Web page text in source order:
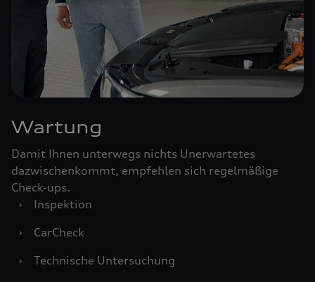
Wartung
Damit Ihnen unterwegs nichts Unerwartetes
dazwischenkommt, empfehlen sich regelmäßige
Check-ups.
›
Inspektion
›
CarCheck
›
Technische Untersuchung